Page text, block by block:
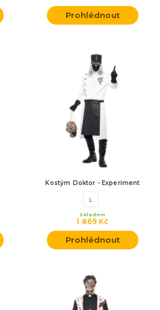
Prohlédnout
Kostým Doktor - Experiment
L
1 869 Kč
Skladem
Prohlédnout